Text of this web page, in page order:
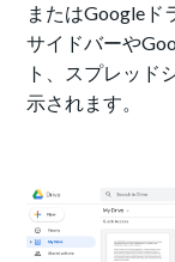
またはGoogleド
サイドバーや
ト、スプレッド
示されます。